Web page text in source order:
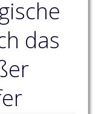
das